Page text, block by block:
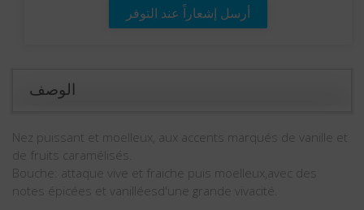
أرسل إشعاراً عند التوفر
الوصف
Nez puissant et moelleux, aux accents marqués de vanille et
de fruits caramélisés.
Bouche: attaque vive et fraiche puis moelleux,avec des
notes épicées et vanilléesd'une grande vivacité.